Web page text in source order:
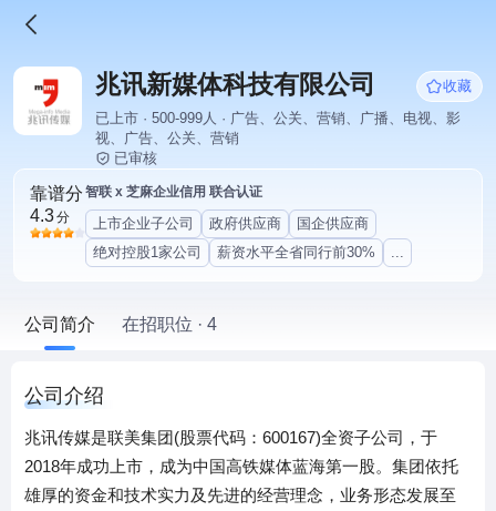
兆讯新媒体科技有限公司
收藏
已上市 · 500-999人 · 广告、公关、营销、广播、电视、影
视、广告、公关、营销
已审核
靠谱分
4.3分
智联 x 芝麻企业信用 联合认证
上市企业子公司 政府供应商
国企供应商
绝对控股1家公司
薪资水平全省同行前30% ...
公司简介 在招职位 · 4
公司介绍
兆讯传媒是联美集团(股票代码：600167)全资子公司，于
2018年成功上市，成为中国高铁媒体蓝海第一股。集团依托
雄厚的资金和技术实力及先进的经营理念，业务形态发展至